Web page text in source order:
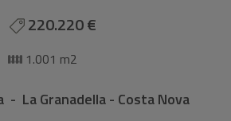
220.220 €
1.001 m2
- La Granadella - Costa Nova